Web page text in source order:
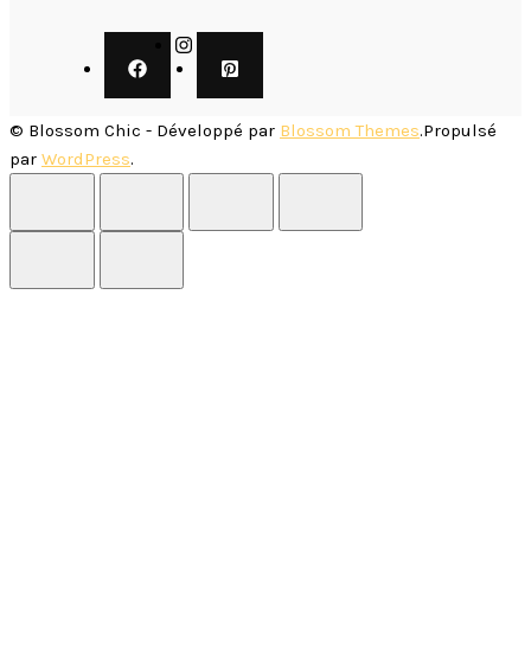
© Blossom Chic - Développé par Blossom Themes.Propulsé
par WordPress.